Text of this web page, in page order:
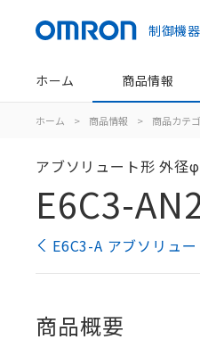
制御機器
ホーム 商品情報
ホーム > 商品情報 > 商品カテ
アブソリュート形 外径
E6C3-
E6C3-A アブソリュ
商品概要